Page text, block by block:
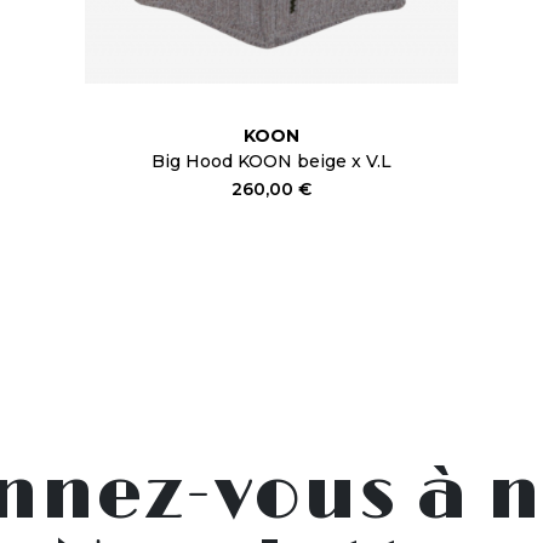
KOON
Big Hood KOON beige x V.L
260,00 €
vous à